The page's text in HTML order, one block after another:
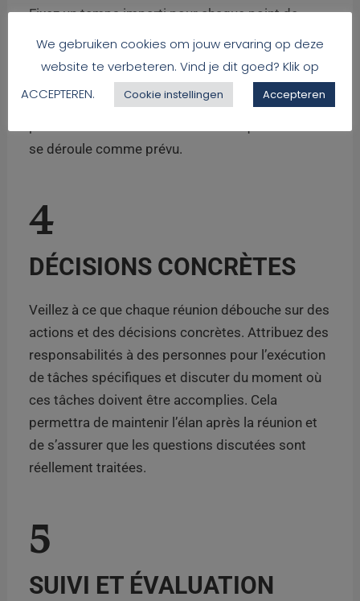
Fixez un temps imparti pour chaque point de
l’ordre du jour et respectez-les. Si une discussion
menace de s’éterniser, orientez subtilement les
participants vers une synthèse ou une prise de
décision. Il est utile de désigner une personne
se déroule comme prévu.
4
DÉCISIONS CONCRÈTES
Veillez à ce que chaque réunion débouche sur des
actions et des décisions concrètes. Attribuez des
responsabilités à des personnes pour l’exécution
de tâches spécifiques et discuter du moment où
ces tâches doivent être accomplies. Cela
permettra de maintenir l’élan après la réunion et
de s’assurer que les questions discutées sont
réellement traitées.
5
SUIVI ET ÉVALUATION
We gebruiken cookies om jouw ervaring op deze
website te verbeteren. Vind je dit goed? Klik op
ACCEPTEREN.
Cookie instellingen Accepteren